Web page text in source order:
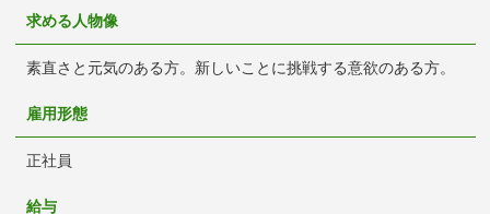
求める人物像
素直さと元気のある方。新しいことに挑戦する意欲のある方。
雇用形態
正社員
給与